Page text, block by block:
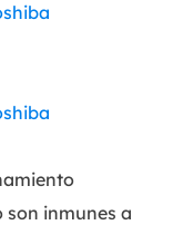
son inmunes a